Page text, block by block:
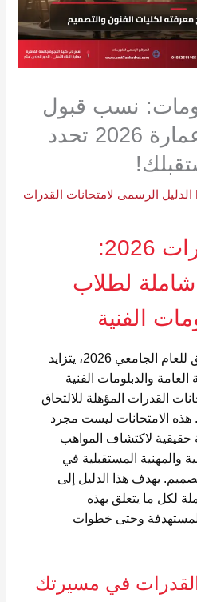
نسب قبول
فنون جميلة عمارة 2026 تحدد
الدليل الرسمى لامتحانات القدرات
امتحانات القدرات 2026:
لطلاب
الفنية
مع اقتراب موسم التنسيق للعام الجامعي 2026، يتزايد
والدبلومات الفنية
القدرات المؤهلة للالتحاق
هذه الامتحانات ليست مجرد
حقيقية لاكتشاف المواهب
والمهنية المستقبلية في
يهدف هذا الدليل إلى
لكل ما يتعلق بهذه
المستهدفة وحتى خطوات
القدرات في مسيرتك